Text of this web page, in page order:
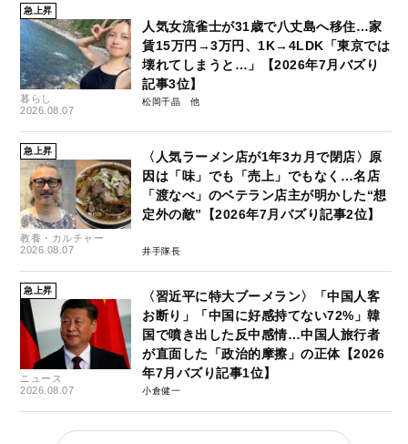
急上昇
暮らし
2026.08.07
人気女流雀士が31歳で八丈島へ移住…家
賃15万円→3万円、1K→4LDK「東京では
壊れてしまうと…」【2026年7月バズり
記事3位】
松岡千晶
急上昇
教養・カルチャー
2026.08.07
〈人気ラーメン店が1年3カ月で閉店〉原
因は「味」でも「売上」でもなく…名店
「渡なべ」のベテラン店主が明かした“想
定外の敵”【2026年7月バズり記事2位】
井手隊長
急上昇
ニュース
2026.08.07
〈習近平に特大ブーメラン〉「中国人客
お断り」「中国に好感持てない72%」韓
国で噴き出した反中感情…中国人旅行者
が直面した「政治的摩擦」の正体【2026
年7月バズり記事1位】
小倉健一